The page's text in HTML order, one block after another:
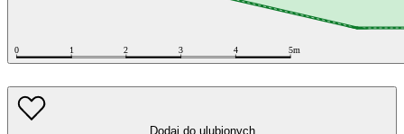
Dodaj do ulubionych